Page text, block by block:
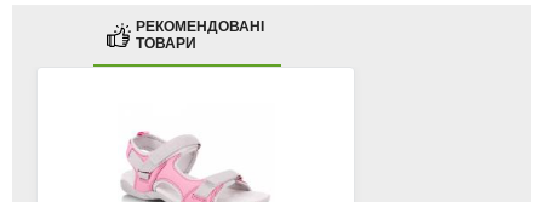
РЕКОМЕНДОВАНІ
ТОВАРИ